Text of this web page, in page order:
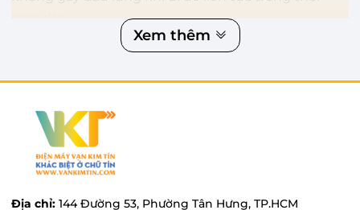
gian dài.
- Thay đổi chiều cao củabàn ủitheo ý bạn thích để
- Được trang bị nhiều tính năng hiện đại để sử dụng
được cho nhiều loại vải khác nhau.
- Dung tích bình chứa lớn, ủi được số lượng quần áo
Xem thêm
Địa chỉ: 144 Đường 53, Phường Tân Hưng, TP.HCM